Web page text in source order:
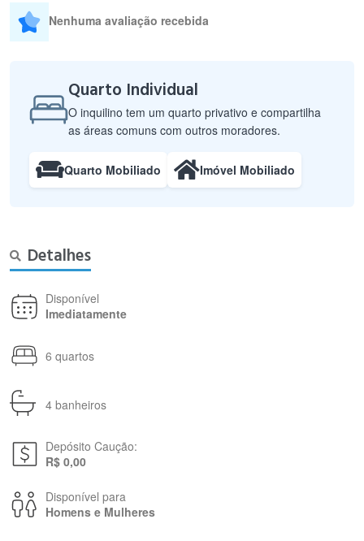
Nenhuma avaliação recebida
Quarto Individual
O inquilino tem um quarto privativo e compartilha
as áreas comuns com outros moradores.
Quarto Mobiliado Imóvel Mobiliado
Detalhes
Disponível
Imediatamente
6 quartos
4 banheiros
Depósito Caução:
R$ 0,00
Disponível para
Homens e Mulheres